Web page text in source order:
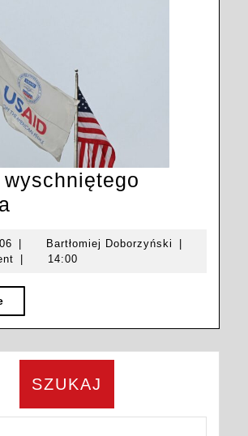
wyschniętego
źródełka
2025-
02-
Bartłomiej Doborzyński Bartłomiej
14:00
read
more
SZUKAJ